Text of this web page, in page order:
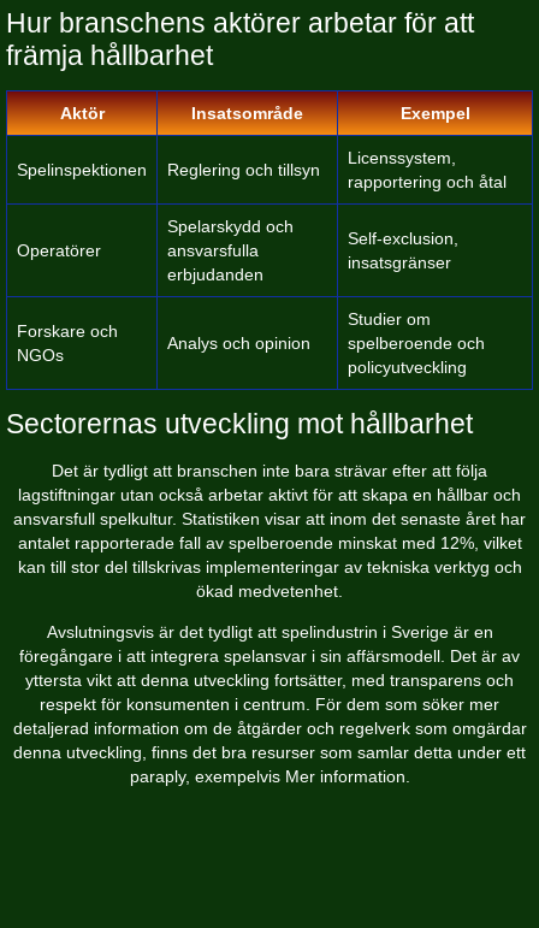
Hur branschens aktörer arbetar för att
främja hållbarhet
Aktör Insatsområde Exempel
Spelinspektionen Reglering och tillsyn
Licenssystem,
rapportering och åtal
Operatörer
Spelarskydd och
ansvarsfulla
erbjudanden
Self-exclusion,
insatsgränser
Forskare och
NGOs
Analys och opinion
Studier om
spelberoende och
policyutveckling
Sectorernas utveckling mot hållbarhet
Det är tydligt att branschen inte bara strävar efter att följa
lagstiftningar utan också arbetar aktivt för att skapa en hållbar och
ansvarsfull spelkultur. Statistiken visar att inom det senaste året har
antalet rapporterade fall av spelberoende minskat med 12%, vilket
kan till stor del tillskrivas implementeringar av tekniska verktyg och
ökad medvetenhet.
Avslutningsvis är det tydligt att spelindustrin i Sverige är en
föregångare i att integrera spelansvar i sin affärsmodell. Det är av
yttersta vikt att denna utveckling fortsätter, med transparens och
respekt för konsumenten i centrum. För dem som söker mer
detaljerad information om de åtgärder och regelverk som omgärdar
denna utveckling, finns det bra resurser som samlar detta under ett
paraply, exempelvis Mer information.